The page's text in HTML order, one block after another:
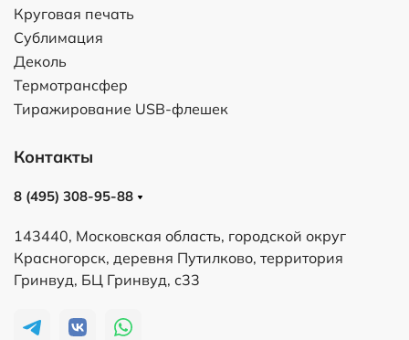
Круговая печать
Сублимация
Деколь
Термотрансфер
Тиражирование USB-флешек
Контакты
8 (495) 308-95-88
143440, Московская область, городской округ
Красногорск, деревня Путилково, территория
Гринвуд, БЦ Гринвуд, с33